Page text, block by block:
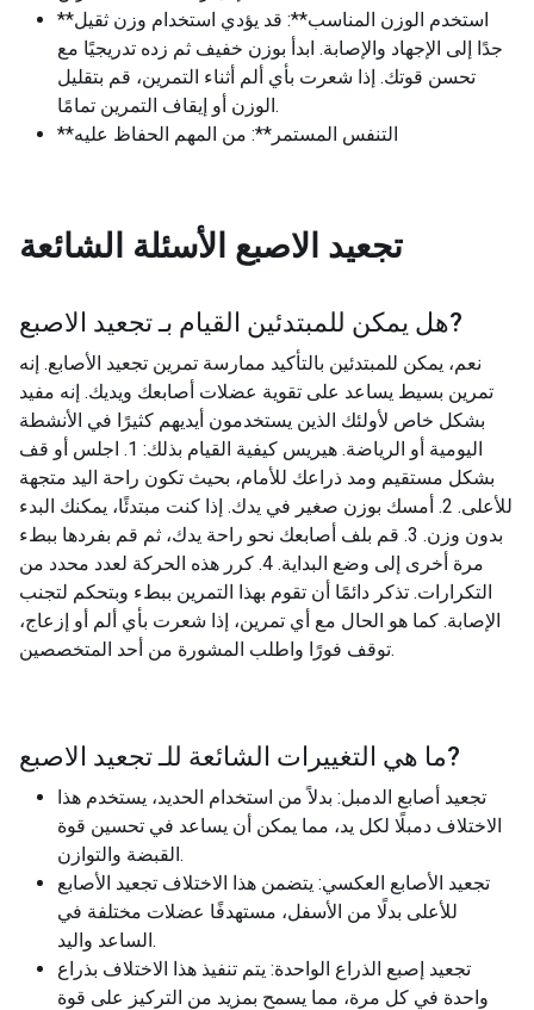
**استخدم الوزن المناسب**: قد يؤدي استخدام وزن ثقيل
جدًا إلى الإجهاد والإصابة. ابدأ بوزن خفيف ثم زده تدريجيًا مع
تحسن قوتك. إذا شعرت بأي ألم أثناء التمرين، قم بتقليل
الوزن أو إيقاف التمرين تمامًا.
**التنفس المستمر**: من المهم الحفاظ عليه
تجعيد الاصبع الأسئلة الشائعة
هل يمكن للمبتدئين القيام بـ تجعيد الاصبع ?
نعم، يمكن للمبتدئين بالتأكيد ممارسة تمرين تجعيد الأصابع. إنه
تمرين بسيط يساعد على تقوية عضلات أصابعك ويديك. إنه مفيد
بشكل خاص لأولئك الذين يستخدمون أيديهم كثيرًا في الأنشطة
اليومية أو الرياضة. هيريس كيفية القيام بذلك: 1. اجلس أو قف
بشكل مستقيم ومد ذراعك للأمام، بحيث تكون راحة اليد متجهة
للأعلى. 2. أمسك بوزن صغير في يدك. إذا كنت مبتدئًا، يمكنك البدء
بدون وزن. 3. قم بلف أصابعك نحو راحة يدك، ثم قم بفردها ببطء
مرة أخرى إلى وضع البداية. 4. كرر هذه الحركة لعدد محدد من
التكرارات. تذكر دائمًا أن تقوم بهذا التمرين ببطء وبتحكم لتجنب
الإصابة. كما هو الحال مع أي تمرين، إذا شعرت بأي ألم أو إزعاج،
توقف فورًا واطلب المشورة من أحد المتخصصين.
ما هي التغييرات الشائعة للـ تجعيد الاصبع ?
تجعيد أصابع الدمبل: بدلاً من استخدام الحديد، يستخدم هذا
الاختلاف دمبلًا لكل يد، مما يمكن أن يساعد في تحسين قوة
القبضة والتوازن.
تجعيد الأصابع العكسي: يتضمن هذا الاختلاف تجعيد الأصابع
للأعلى بدلًا من الأسفل، مستهدفًا عضلات مختلفة في
الساعد واليد.
تجعيد إصبع الذراع الواحدة: يتم تنفيذ هذا الاختلاف بذراع
واحدة في كل مرة، مما يسمح بمزيد من التركيز على قوة